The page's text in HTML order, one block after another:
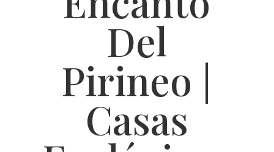
Del
Pirineo |
Casas